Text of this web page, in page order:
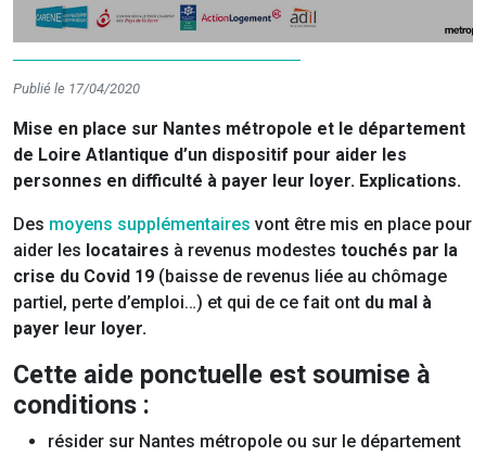
Publié le 17/04/2020
Mise en place sur Nantes métropole et le département
de Loire Atlantique d’un dispositif pour aider les
personnes en difficulté à payer leur loyer. Explications.
Des moyens supplémentaires vont être mis en place pour
aider les locataires à revenus modestes touchés par la
crise du Covid 19 (baisse de revenus liée au chômage
partiel, perte d’emploi…) et qui de ce fait ont du mal à
payer leur loyer.
Cette aide ponctuelle est soumise à
conditions :
résider sur Nantes métropole ou sur le département